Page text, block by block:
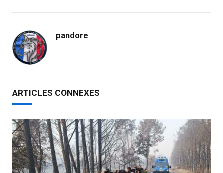
pandore
ARTICLES CONNEXES